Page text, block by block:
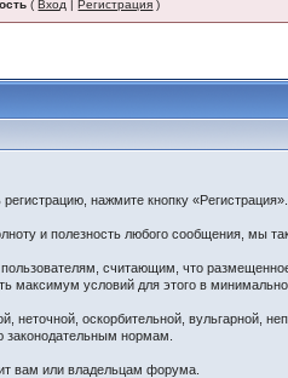
(Вход |Регистрация )
нажмите кнопку
и полезность любого сообщения, мы
считающим, что
условий для этого в
оскорбительной, вульгарной,
нормам.
вам или владельцам форума.